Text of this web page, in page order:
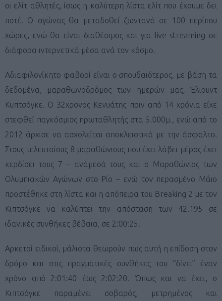
οι ελίτ αθλητές, ίσως η καλύτερη λίστα ελίτ που έχουμε δει
ποτέ. Ο αγώνας θα μεταδοθεί ζωντανά σε 100 περίπου
χώρες, ενώ θα είναι διαθέσιμος και για live streaming σε
διάφορα ιντερνετικά μέσα ανά τον κόσμο.
Αδιαφιλονίκητο φαβορί είναι ο σπουδαιότερος, με βάση τα
δεδομένα, μαραθωνοδρόμος των ημερών μας, Έλιουντ
Κυπτσόγκε. Ο 32χρονος Κενυάτης πριν από 14 χρόνια είχε
στεφθεί παγκόσμιος πρωταθλητής στα 5.000μ., ενώ από το
2012 άρχισε να ασχολείται αποκλειστικά με την άσφαλτο.
Στους τελευταίους 8 μαραθώνιους που έχει λάβει μέρος έχει
κερδίσει τους 7 – ανάμεσά τους και ο Μαραθώνιος των
Ολυμπιακών Αγώνων στο Ρίο – ενώ τον περασμένο Μάιο
προστέθηκε στη λίστα και η απόπειρα του Breaking 2 με τον
Κιπτσόγκε να καλύπτει την απόσταση των 42.195 σε
ιδανικές συνθήκες βέβαια, σε 2:00:25!
Αρκετοί ειδικοί, μάλιστα θεωρούν πως αυτή η επίδοση στον
δρόμο και στις πραγματικές συνθήκες του “δίνει” έναν
χρόνο από 2:01:40 έως 2:02:20. Όπως και να έχει, ο
Κιπτσόγκε παραμένει σοβαρός, μετρημένος και